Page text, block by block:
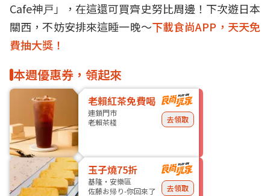
Cafe神戸」，在這還可買齊史努比周邊！下次遊日本
關西，不妨安排來這睡一晚～下載食尚APP，天天免
費抽大獎！
本週優惠券，領起來
老賴紅茶免費喝
連鎖門市
老賴茶棧
去領取
玉子燒75折
基隆・安樂區
佐藤お帰り-你回來了
去領取